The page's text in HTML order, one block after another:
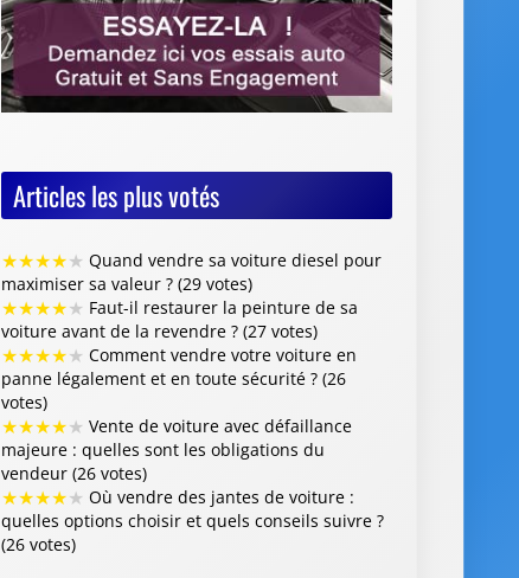
Articles les plus votés
★★★★★ Quand vendre sa voiture diesel pour
maximiser sa valeur ? (29 votes)
★★★★★ Faut-il restaurer la peinture de sa
voiture avant de la revendre ? (27 votes)
★★★★★ Comment vendre votre voiture en
panne légalement et en toute sécurité ? (26
votes)
★★★★★ Vente de voiture avec défaillance
majeure : quelles sont les obligations du
vendeur (26 votes)
★★★★★ Où vendre des jantes de voiture :
quelles options choisir et quels conseils suivre ?
(26 votes)